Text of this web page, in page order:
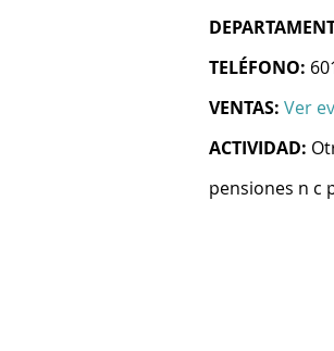
TELÉFONO:
VENTAS: Ver
ACTIVIDAD:
pensiones n c